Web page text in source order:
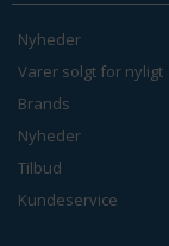
Nyheder
Varer solgt for nyligt
Brands
Nyheder
Tilbud
Kundeservice